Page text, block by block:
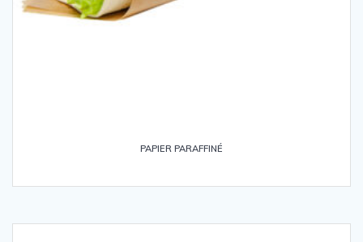
PAPIER PARAFFINÉ